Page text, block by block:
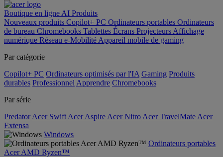
Boutique en ligne AI Produits
Nouveaux produits Copilot+ PC Ordinateurs portables Ordinateurs
de bureau Chromebooks Tablettes Écrans Projecteurs Affichage
numérique Réseau e-Mobilité Appareil mobile de gaming
Par catégorie
Copilot+ PC Ordinateurs optimisés par l'IA Gaming Produits
durables Professionnel Apprendre Chromebooks
Par série
Predator Acer Swift Acer Aspire Acer Nitro Acer TravelMate Acer
Extensa
Windows
Ordinateurs portables
Acer AMD Ryzen™